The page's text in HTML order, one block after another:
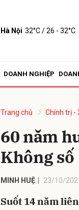
Hà Nội 32°C/ 26 - 32°C
DOANH NGHIỆP
Trang chủ Chính trị -
60 năm
Không số
MINH HUỆ 23/10/
Suốt 14 năm